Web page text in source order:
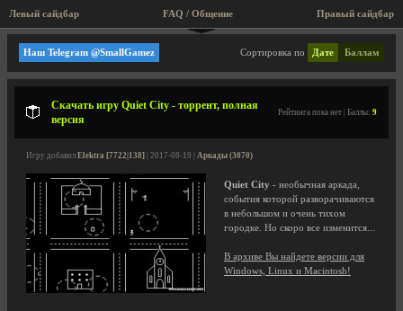
Левый сайдбар Правый сайдбар
FAQ / Общение
Increpare Games
Сортировка по Дате Баллам
Наш Telegram @SmallGamez
Скачать игру Quiet City - торрент, полная
версия
Рейтинга пока нет | Баллы: 9
Игру добавил Elektra [7722|138] | 2017-08-19 | Аркады (3070)
Quiet City - необычная аркада,
события которой разворачиваются
в небольшом и очень тихом
городке. Но скоро все изменится...
В архиве Вы найдете версии для
Windows, Linux и Macintosh!